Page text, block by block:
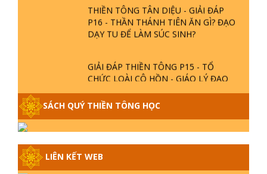
THIỀN TÔNG TÂN DIỆU - GIẢI ĐÁP
P16 - THẦN THÁNH TIÊN ĂN GÌ? ĐẠO
DẠY TU ĐỂ LÀM SÚC SINH?
GIẢI ĐÁP THIỀN TÔNG P15 - TỔ
CHỨC LOÀI CÔ HỒN - GIÁO LÝ ĐẠO
GIẢI ĐÁP THIỀN TÔNG ĐẶC BIỆT -
P14 - NGUỒN GỐC ÂM LỊCH DƯƠNG
LỊCH - TẦNG BÌNH LƯU LỚN ĐẾN
ĐÂU
SÁCH QUÝ THIỀN TÔNG HỌC
LIÊN KẾT WEB